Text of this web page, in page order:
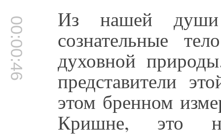
00:00:46 Из нашей души
сознательные
духовной
представители
этом бренном
Кришне, это